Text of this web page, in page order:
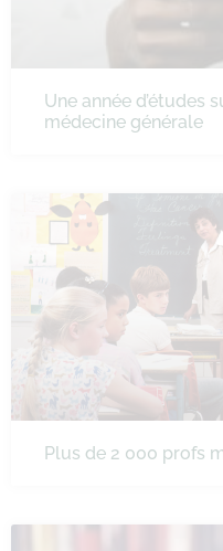
Une année d’études
médecine générale
Plus de 2 000 profs